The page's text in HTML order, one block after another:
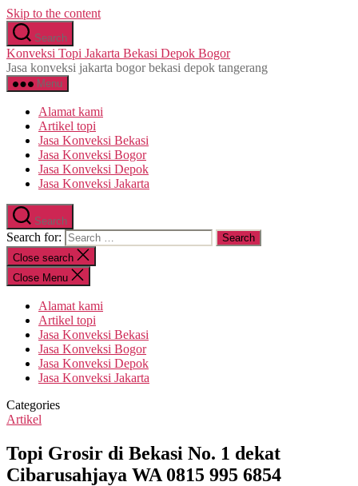
Skip to the content
Search
Konveksi Topi Jakarta Bekasi Depok Bogor
Jasa konveksi jakarta bogor bekasi depok tangerang
Menu
Alamat kami
Artikel topi
Jasa Konveksi Bekasi
Jasa Konveksi Bogor
Jasa Konveksi Depok
Jasa Konveksi Jakarta
Search
Search for:
Close search
Close Menu
Alamat kami
Artikel topi
Jasa Konveksi Bekasi
Jasa Konveksi Bogor
Jasa Konveksi Depok
Jasa Konveksi Jakarta
Categories
Artikel
Topi Grosir di Bekasi No. 1 dekat
Cibarusahjaya WA 0815 995 6854